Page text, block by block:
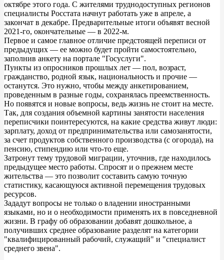
октябре этого года. С жителями труднодоступных регионов
специалисты Росстата начнут работать уже в апреле, а
закончат в декабре. Предварительные итоги объявят весной
2021-го, окончательные — в 2022-м.
Первое и самое главное отличие предстоящей переписи от
предыдущих — ее можно будет пройти самостоятельно,
заполнив анкету на портале "Госуслуги".
Пункты из опросников прошлых лет — пол, возраст,
гражданство, родной язык, национальность и прочие —
останутся. Это нужно, чтобы между анкетированием,
проведенным в разные годы, сохранялась преемственность.
Но появятся и новые вопросы, ведь жизнь не стоит на месте.
Так, для создания объемной картины занятости населения
переписчики поинтересуются, на какие средства живут люди:
зарплату, доход от предпринимательства или самозанятости,
за счет продуктов собственного производства (с огорода), на
пенсию, стипендию или что-то еще.
Затронут тему трудовой миграции, уточнив, где находилось
предыдущее место работы. Спросят и о прежнем месте
жительства — это позволит составить самую точную
статистику, касающуюся активной перемещения трудовых
ресурсов.
Зададут вопросы не только о владении иностранными
языками, но и о необходимости применять их в повседневной
жизни. В графу об образовании добавят дошкольное, а
получивших среднее образование разделят на категории
"квалифицированный рабочий, служащий" и "специалист
среднего звена".